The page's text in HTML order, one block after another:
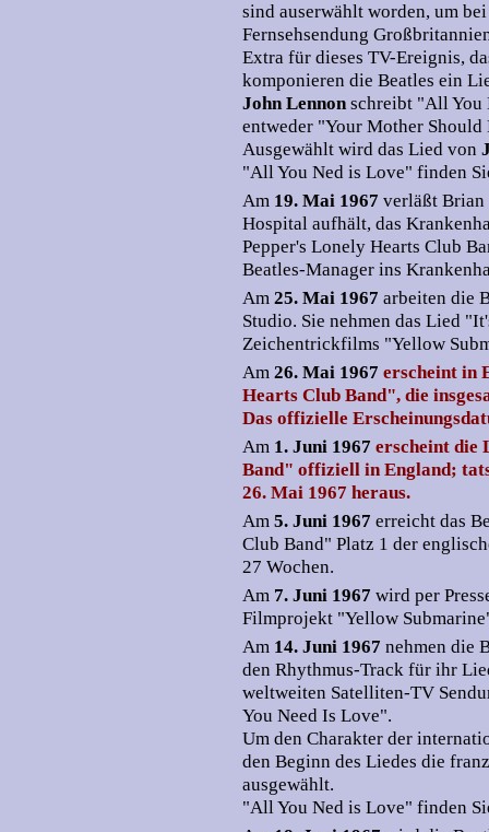
sind auserwählt worden, um
Fernsehsendung
Extra für dieses TV-Ereignis,
komponieren die Beatles ein
John Lennonschreibt "All You
entweder "Your Mother
Ausgewählt wird das Lied von
"All You Ned is Love" finden
Am 19. Mai 1967 verläßt Brian
Hospital aufhält, das
Pepper's Lonely Hearts Club
Beatles-Manager ins
Am 25. Mai 1967 arbeiten die
Studio. Sie nehmen das Lied
Zeichentrickfilms "Yellow
Am 26. Mai 1967 erscheint in
Hearts Club Band", die
Das offizielle
Am 1. Juni 1967 erscheint die
Band" offiziell in England;
26. Mai 1967 heraus.
Am 5. Juni 1967 erreicht das
Club Band" Platz 1 der
27 Wochen.
Am 7. Juni 1967 wird per
Filmprojekt "Yellow
Am 14. Juni 1967 nehmen die
den Rhythmus-Track für ihr
weltweiten Satelliten-TV
You Need Is Love".
Um den Charakter der
den Beginn des Liedes die
ausgewählt.
"All You Ned is Love" finden